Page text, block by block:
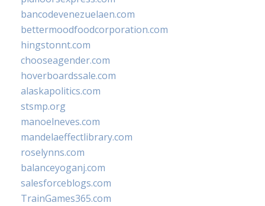
bancodevenezuelaen.com
bettermoodfoodcorporation.com
hingstonnt.com
chooseagender.com
hoverboardssale.com
alaskapolitics.com
stsmp.org
manoelneves.com
mandelaeffectlibrary.com
roselynns.com
balanceyoganj.com
salesforceblogs.com
TrainGames365.com